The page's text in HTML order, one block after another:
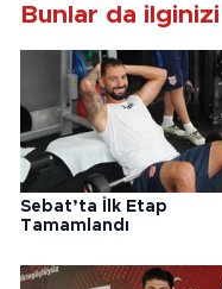
Bunlar da
Sebat’ta İlk Etap
Tamamlandı